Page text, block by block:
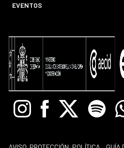
EVENTOS
InstagramFacebook
X Spotify